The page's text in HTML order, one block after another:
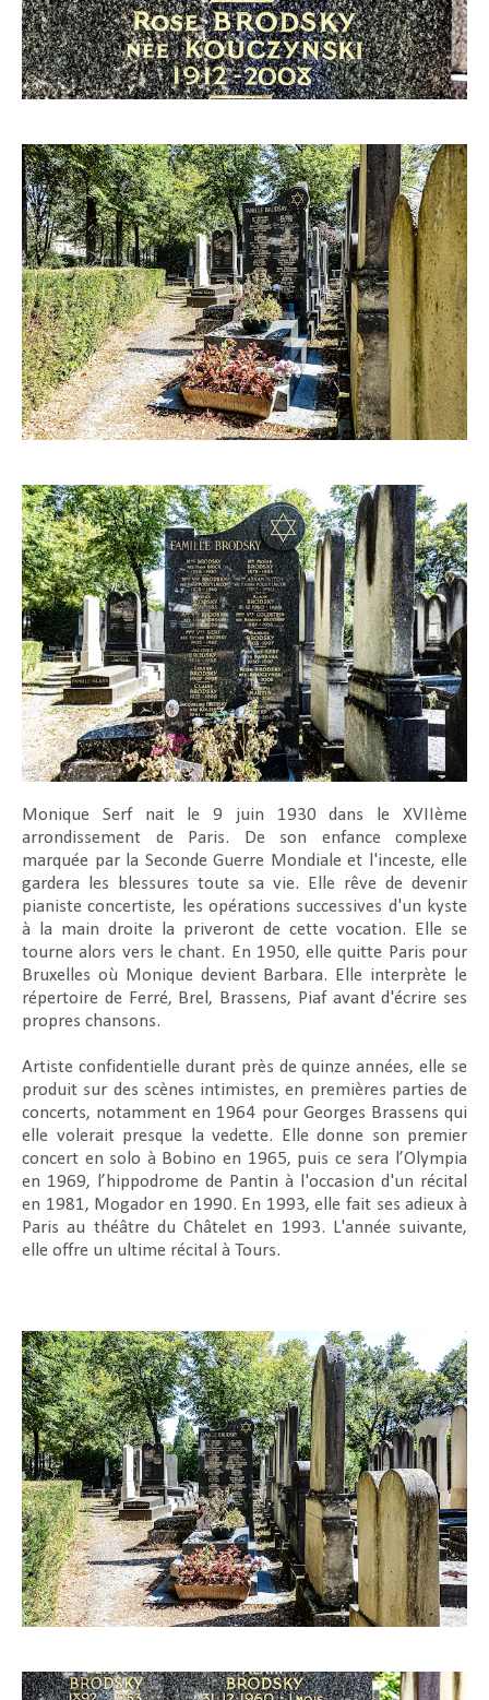
Monique Serf nait le 9 juin 1930 dans le XVIIème
arrondissement de Paris. De son enfance complexe
marquée par la Seconde Guerre Mondiale et l'inceste, elle
gardera les blessures toute sa vie. Elle rêve de devenir
pianiste concertiste, les opérations successives d'un kyste
à la main droite la priveront de cette vocation. Elle se
tourne alors vers le chant. En 1950, elle quitte Paris pour
Bruxelles où Monique devient Barbara. Elle interprète le
répertoire de Ferré, Brel, Brassens, Piaf avant d'écrire ses
propres chansons.
Artiste confidentielle durant près de quinze années, elle se
produit sur des scènes intimistes, en premières parties de
concerts, notamment en 1964 pour Georges Brassens qui
elle volerait presque la vedette. Elle donne son premier
concert en solo à Bobino en 1965, puis ce sera l’Olympia
en 1969, l’hippodrome de Pantin à l'occasion d'un récital
en 1981, Mogador en 1990. En 1993, elle fait ses adieux à
Paris au théâtre du Châtelet en 1993. L'année suivante,
elle offre un ultime récital à Tours.